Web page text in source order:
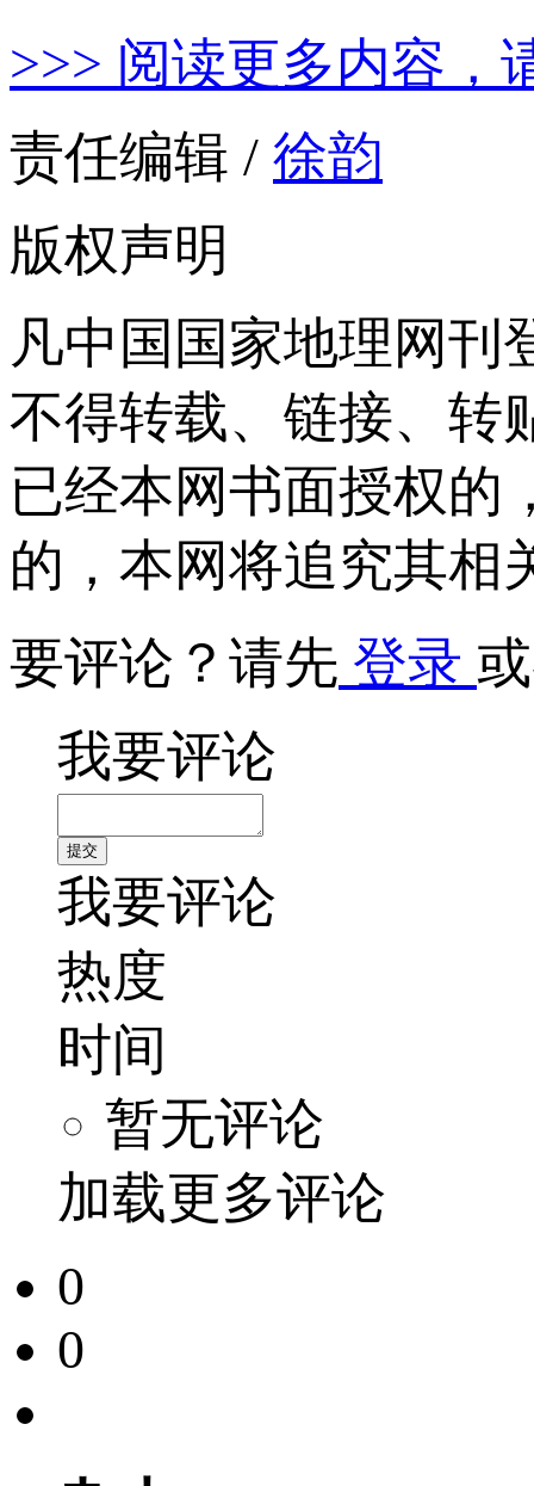
>>> 阅读更多内容，
责任编辑 / 徐韵
版权声明
凡中国国家地理网刊
不得转载、链接、转
已经本网书面授权的
的，本网将追究其相
要评论？请先 登录
我要评论
我要评论
热度
时间
暂无评论
加载更多评论
0
0